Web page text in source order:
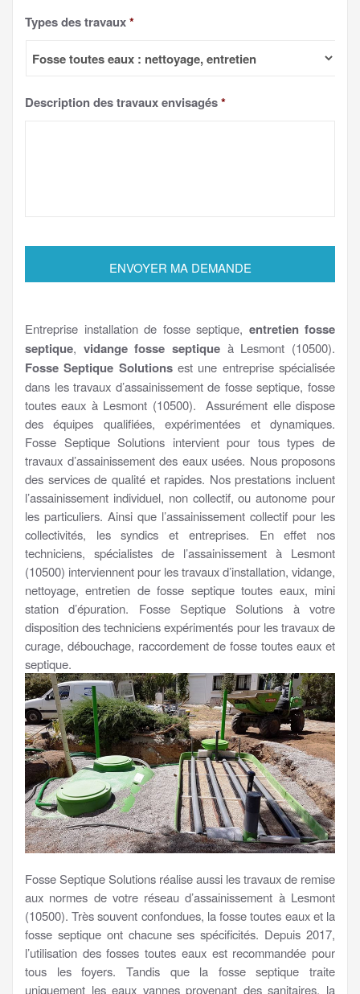
Types des travaux*
Description des travaux envisagés*
Entreprise installation de fosse septique, entretien fosse
septique, vidange fosse septique à Lesmont (10500).
Fosse Septique Solutionsest une entreprise spécialisée
dans les travaux d’assainissement de fosse septique, fosse
toutes eaux à Lesmont (10500). Assurément elle dispose
des équipes qualifiées, expérimentées et dynamiques.
Fosse Septique Solutions intervient pour tous types de
travaux d’assainissement des eaux usées. Nous proposons
des services de qualité et rapides. Nos prestations incluent
l’assainissement individuel, non collectif, ou autonome pour
les particuliers. Ainsi que l’assainissement collectif pour les
collectivités, les syndics et entreprises. En effet nos
techniciens, spécialistes de l’assainissement à Lesmont
(10500) interviennent pour les travaux d’installation, vidange,
nettoyage, entretien de fosse septique toutes eaux, mini
station d’épuration. Fosse Septique Solutions à votre
disposition des techniciens expérimentés pour les travaux de
curage, débouchage, raccordement de fosse toutes eaux et
septique.
Fosse Septique Solutions réalise aussi les travaux de remise
aux normes de votre réseau d’assainissement à Lesmont
(10500). Très souvent confondues, la fosse toutes eaux et la
fosse septique ont chacune ses spécificités. Depuis 2017,
l’utilisation des fosses toutes eaux est recommandée pour
tous les foyers. Tandis que la fosse septique traite
uniquement les eaux vannes provenant des sanitaires, la